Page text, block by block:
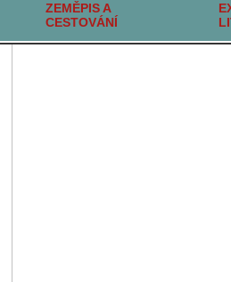
ZEMĚPIS A
CESTOVÁNÍ